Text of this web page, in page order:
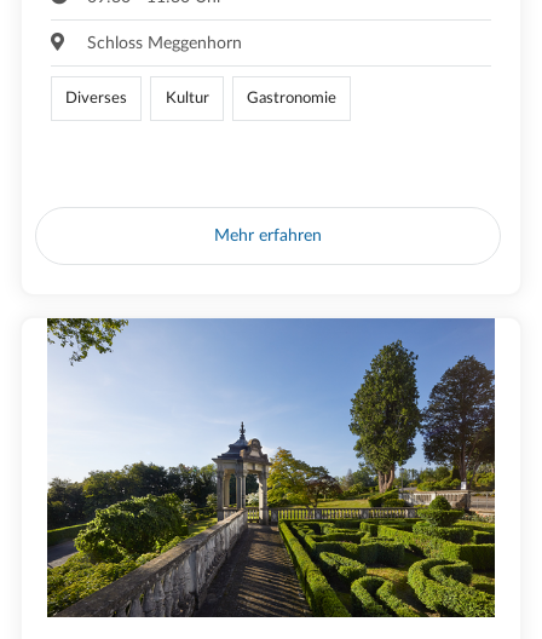
Schloss Meggenhorn
Diverses Kultur Gastronomie
Mehr erfahren